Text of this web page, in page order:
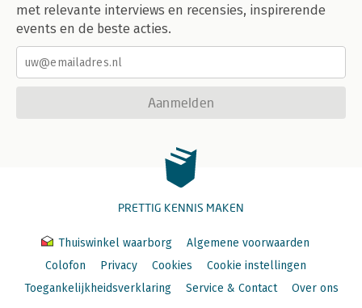
met relevante interviews en recensies, inspirerende
events en de beste acties.
Aanmelden
PRETTIG KENNIS MAKEN
Thuiswinkel waarborg
Algemene voorwaarden
Colofon
Privacy Cookies
Cookie instellingen
Toegankelijkheidsverklaring
Service & Contact Over ons